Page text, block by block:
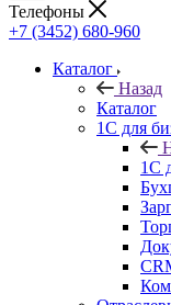
Телефоны
+7 (3452) 680-960
Каталог
Назад
Каталог
1С для
1С